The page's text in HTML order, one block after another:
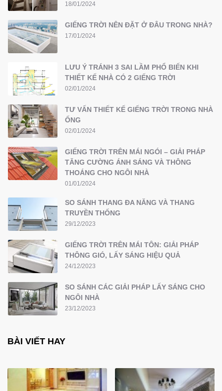
18/01/2024
GIẾNG TRỜI NÊN ĐẶT Ở ĐÂU TRONG NHÀ?
17/01/2024
LƯU Ý TRÁNH 3 SAI LẦM PHỔ BIẾN KHI
THIẾT KẾ NHÀ CÓ 2 GIẾNG TRỜI
02/01/2024
TƯ VẤN THIẾT KẾ GIẾNG TRỜI TRONG NHÀ
ỐNG
02/01/2024
GIẾNG TRỜI TRÊN MÁI NGÓI – GIẢI PHÁP
TĂNG CƯỜNG ÁNH SÁNG VÀ THÔNG
THOÁNG CHO NGÔI NHÀ
01/01/2024
SO SÁNH THANG ĐA NĂNG VÀ THANG
TRUYỀN THỐNG
29/12/2023
GIẾNG TRỜI TRÊN MÁI TÔN: GIẢI PHÁP
THÔNG GIÓ, LẤY SÁNG HIỆU QUẢ
24/12/2023
SO SÁNH CÁC GIẢI PHÁP LẤY SÁNG CHO
NGÔI NHÀ
23/12/2023
BÀI VIẾT HAY